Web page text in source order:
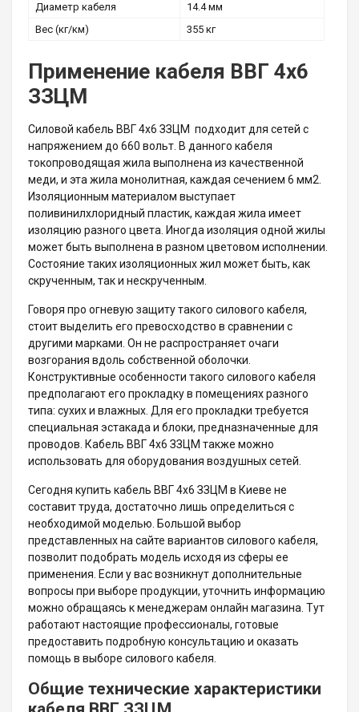
Диаметр кабеля
14.4 мм
Вес (кг/км)
355 кг
Применение кабеля ВВГ 4х6
ЗЗЦМ
Силовой кабель ВВГ 4х6 ЗЗЦМ подходит для сетей с
напряжением до 660 вольт. В данного кабеля
токопроводящая жила выполнена из качественной
меди, и эта жила монолитная, каждая сечением 6 мм2.
Изоляционным материалом выступает
поливинилхлоридный пластик, каждая жила имеет
изоляцию разного цвета. Иногда изоляция одной жилы
может быть выполнена в разном цветовом исполнении.
Состояние таких изоляционных жил может быть, как
скрученным, так и нескрученным.
Говоря про огневую защиту такого силового кабеля,
стоит выделить его превосходство в сравнении с
другими марками. Он не распространяет очаги
возгорания вдоль собственной оболочки.
Конструктивные особенности такого силового кабеля
предполагают его прокладку в помещениях разного
типа: сухих и влажных. Для его прокладки требуется
специальная эстакада и блоки, предназначенные для
проводов. Кабель ВВГ 4х6 ЗЗЦМ также можно
использовать для оборудования воздушных сетей.
Сегодня купить кабель ВВГ 4х6 ЗЗЦМ в Киеве не
составит труда, достаточно лишь определиться с
необходимой моделью. Большой выбор
представленных на сайте вариантов силового кабеля,
позволит подобрать модель исходя из сферы ее
применения. Если у вас возникнут дополнительные
вопросы при выборе продукции, уточнить информацию
можно обращаясь к менеджерам онлайн магазина. Тут
работают настоящие профессионалы, готовые
предоставить подробную консультацию и оказать
помощь в выборе силового кабеля.
Общие технические характеристики